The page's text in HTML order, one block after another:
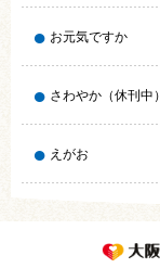
お元気ですか
さわやか（休刊中）
えがお